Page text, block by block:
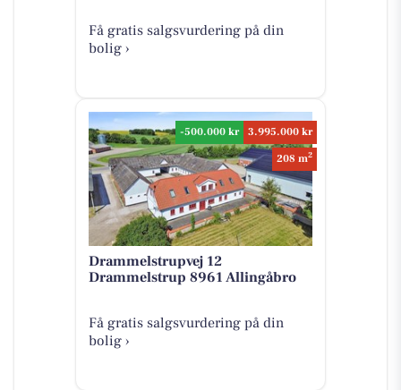
Få gratis salgsvurdering på din
bolig ›
-500.000 kr
3.995.000 kr
208 m2
Drammelstrupvej 12
Drammelstrup 8961 Allingåbro
Få gratis salgsvurdering på din
bolig ›